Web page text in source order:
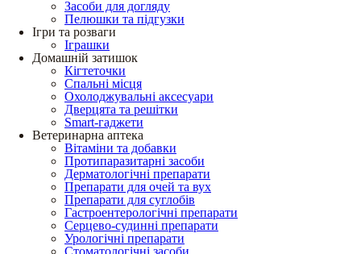
Засоби для догляду
Пелюшки та підгузки
Ігри та розваги
Іграшки
Домашній затишок
Кігтеточки
Спальні місця
Охолоджувальні аксесуари
Дверцята та решітки
Smart-гаджети
Ветеринарна аптека
Вітаміни та добавки
Протипаразитарні засоби
Дерматологічні препарати
Препарати для очей та вух
Препарати для суглобів
Гастроентерологічні препарати
Серцево-судинні препарати
Урологічні препарати
Стоматологічні засоби